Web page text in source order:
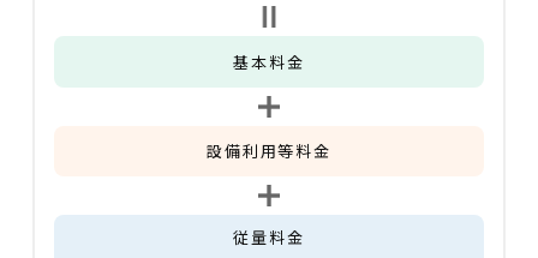
基本料金
設備利用等料金
従量料金